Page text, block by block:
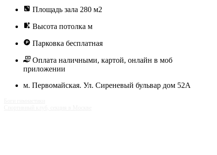
Площадь зала 280 м2
Высота потолка м
Парковка бесплатная
Оплата наличными, картой, онлайн в моб
приложении
м. Первомайская. Ул. Сиреневый бульвар дом 52А